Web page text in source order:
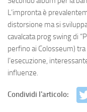
L’impronta è
distorsione ma si
cavalcata prog swing di
perfino ai Colosseum)
l’esecuzione,
influenze.
Condividi l'articolo: